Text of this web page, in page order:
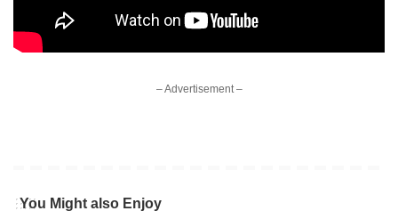
– Advertisement –
You Might also Enjoy